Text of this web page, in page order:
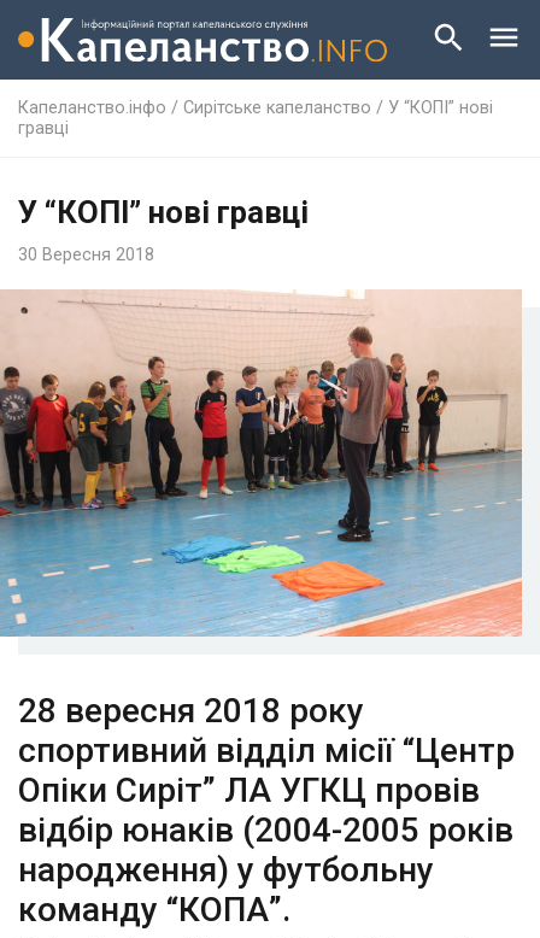
Капеланство.інфо / Сирітське капеланство / У “КОПІ” нові
гравці
У “КОПІ” нові гравці
30 Вересня 2018
28 вересня 2018 року
спортивний відділ місії “Центр
Опіки Сиріт” ЛА УГКЦ провів
відбір юнаків (2004-2005 років
народження) у футбольну
команду “КОПА”.